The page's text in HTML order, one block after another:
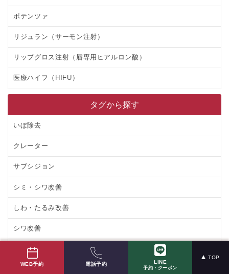
ポテンツァ
リジュラン（サーモン注射）
リップグロス注射（唇専用ヒアルロン酸）
医療ハイフ（HIFU）
タグから探す
いぼ除去
クレーター
サブシジョン
シミ・シワ改善
しわ・たるみ改善
シワ改善
セルフケア
WEB予約 電話予約 LINE
予約・クーポン
TOP